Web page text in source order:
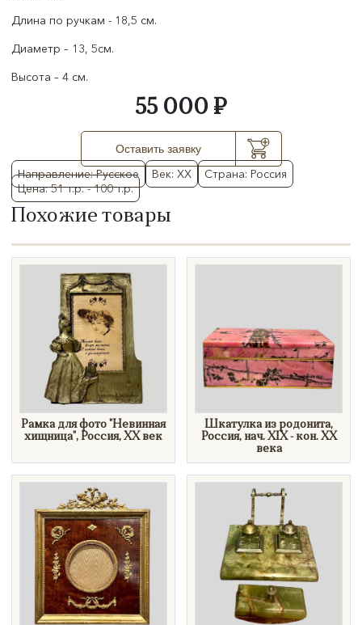
Направление: Русское Век: XX
Страна: Россия
Цена: 51 т.р. - 100 т.р.
Длина по ручкам - 18,5 см.
Диаметр – 13, 5см.
Высота – 4 см.
55 000 ₽
Оставить заявку
Похожие товары
Рамка для фото "Невинная
хищница", Россия, XX век
​Шкатулка из родонита,
Россия, нач. XIX - кон. XX
века